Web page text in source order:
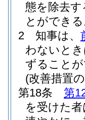
態を除去
とができ
2
知事は、
わないと
ずること
(改善措置
第18条
第
を受けた